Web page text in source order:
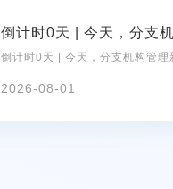
倒计时0天 | 今天，分支机构管
2026-08-01